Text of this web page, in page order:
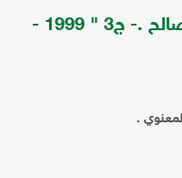
يوميات الرئيس علي عبدالله صالح .- ج3 " 1999 -
.